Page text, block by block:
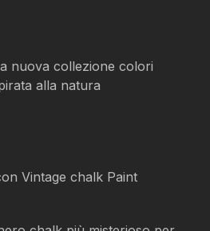
nuova collezione colori
alla natura
Vintage chalk Paint